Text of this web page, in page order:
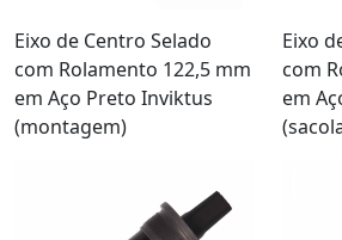
Eixo de Centro Selado
com Rolamento 122,5 mm
em Aço Preto Inviktus
(montagem)
Eixo
com
em